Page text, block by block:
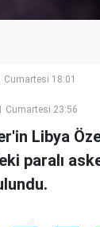
Cumartesi 18:01
Cumartesi 23:56
Libya
paralı